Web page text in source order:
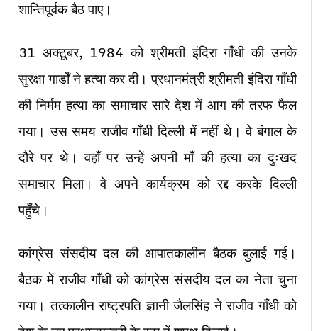
शान्तिपूर्वक बैठ पाए।
31 अक्टूबर, 1984 को श्रीमती इंदिरा गाँधी की उनके
सुरक्षा गार्डों ने हत्या कर दी। प्रधानमंत्री श्रीमती इंदिरा गाँधी
की निर्मम हत्या का समाचार सारे देश में आग की तरफ फैल
गया। उस समय राजीव गाँधी दिल्ली में नहीं थे। वे बंगाल के
दौरे पर थे। वहाँ पर उन्हें अपनी माँ की हत्या का दुःखद
समाचार मिला। वे अपने कार्यक्रम को रद्द करके दिल्ली
पहुँचे।
कांग्रेस संसदीय दल की आपातकालीन बैठक बुलाई गई।
बैठक में राजीव गाँधी को कांग्रेस संसदीय दल का नेता चुना
गया। तत्कालीन राष्ट्रपति ज्ञानी जैलसिंह ने राजीव गाँधी को